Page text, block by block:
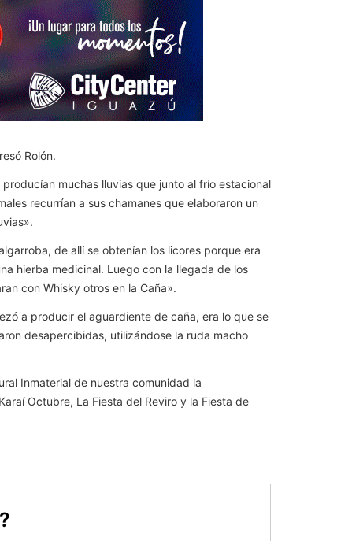
Rolón.
muchas lluvias que junto al frío estacional
recurrían a sus chamanes que elaboraron un
de allí se obtenían los licores porque era
hierba medicinal. Luego con la llegada de los
con Whisky otros en la Caña».
a producir el aguardiente de caña, era lo que se
desapercibidas, utilizándose la ruda macho
Inmaterial de nuestra comunidad la
Octubre, La Fiesta del Reviro y la Fiesta de